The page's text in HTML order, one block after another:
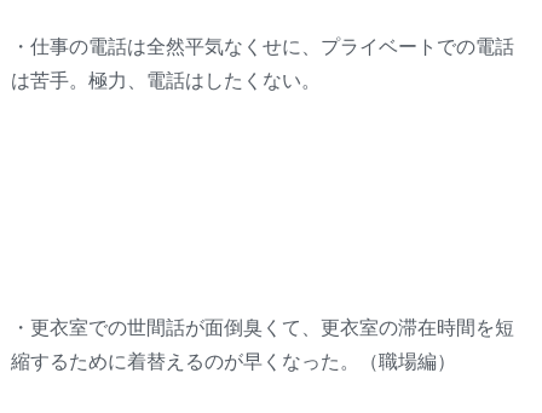
・仕事の電話は全然平気なくせに、プライベートでの電話
は苦手。極力、電話はしたくない。
・更衣室での世間話が面倒臭くて、更衣室の滞在時間を短
縮するために着替えるのが早くなった。（職場編）